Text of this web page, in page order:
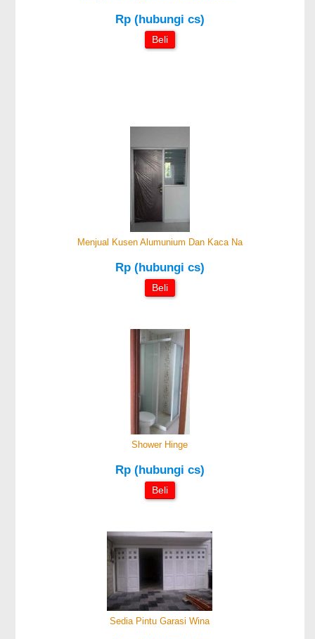
Rp (hubungi cs)
Beli
Menjual Kusen Alumunium Dan Kaca Na
Rp (hubungi cs)
Beli
Shower Hinge
Rp (hubungi cs)
Beli
Sedia Pintu Garasi Wina